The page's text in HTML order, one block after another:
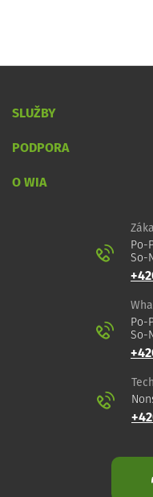
SLUŽBY
PODPORA
O WIA
Po-
So-
Po-
So-